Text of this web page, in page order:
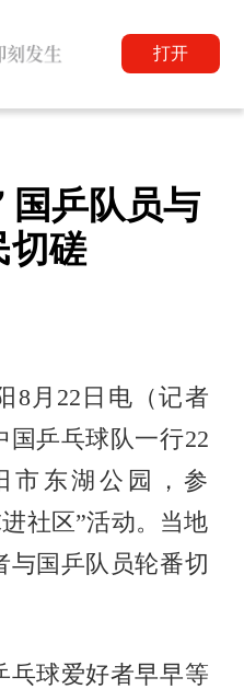
打开
国乒队员与
切磋
月22日电（记者
国乒乓球队一行22
市东湖公园，参
社区”活动。当地
与国乒队员轮番切
球爱好者早早等